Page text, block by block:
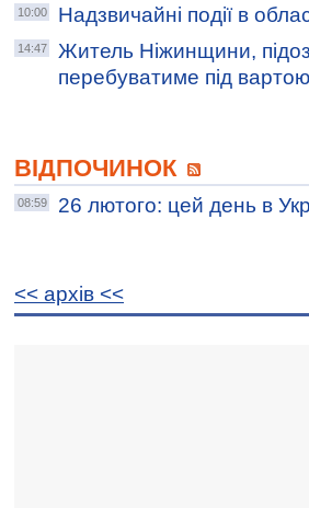
10:00 Надзвичайні події в
14:47
Житель Ніжинщини,
перебуватиме під вартою
ВІДПОЧИНОК
08:59
26 лютого: цей день в
<< архiв <<